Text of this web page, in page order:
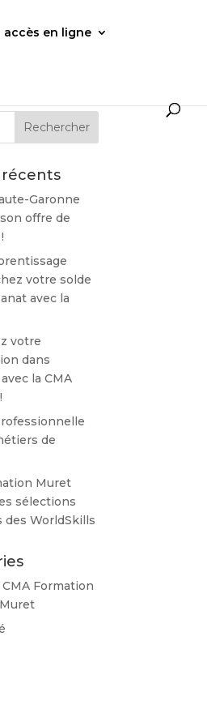
accès en ligne
Garonne
offre de
votre solde
avec la
votre
dans
la CMA
de
Muret
sélections
des WorldSkills
Formation